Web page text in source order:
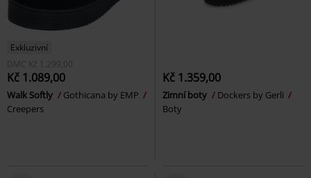
Exkluzivní
DMC
Kč 1.299,00
Kč 1.089,00
Walk Softly
Gothicana by EMP
Creepers
Kč 1.359,00
Zimní boty
Dockers by Gerli
Boty